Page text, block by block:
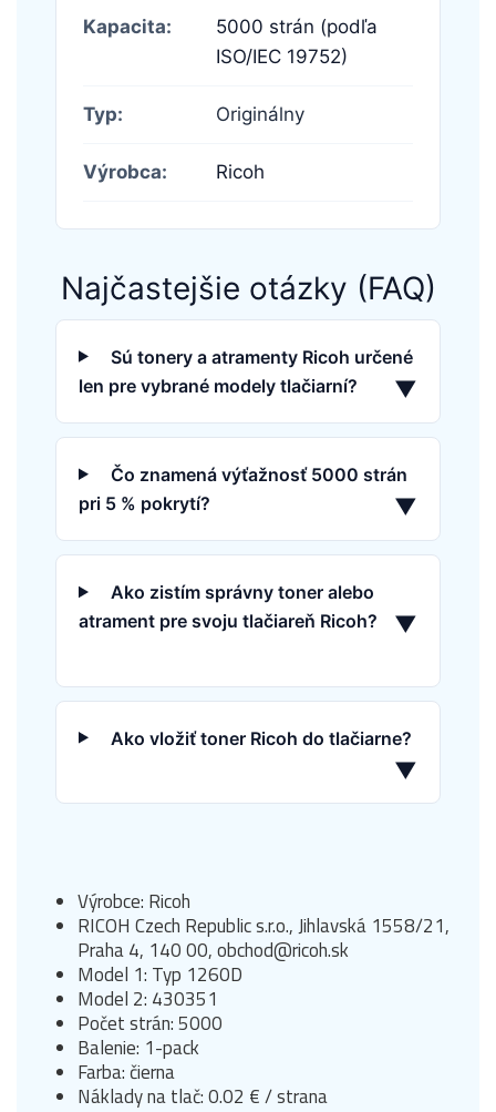
Kapacita:
5000 strán (podľa
ISO/IEC 19752)
Typ: Originálny
Výrobca: Ricoh
Najčastejšie otázky (FAQ)
Sú tonery a atramenty Ricoh určené
len pre vybrané modely tlačiarní?
▼
Čo znamená výťažnosť 5000 strán
pri 5 % pokrytí?
▼
Ako zistím správny toner alebo
atrament pre svoju tlačiareň Ricoh?
▼
Ako vložiť toner Ricoh do tlačiarne?
▼
Výrobce: Ricoh
RICOH Czech Republic s.r.o., Jihlavská 1558/21,
Praha 4, 140 00, obchod@ricoh.sk
Model 1: Typ 1260D
Model 2: 430351
Počet strán: 5000
Balenie: 1-pack
Farba: čierna
Náklady na tlač: 0.02 € / strana